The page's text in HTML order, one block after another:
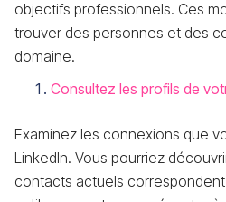
objectifs professionnels. Ces
trouver des personnes et des
domaine.
Consultez les profils de
Examinez les connexions que
LinkedIn. Vous pourriez
contacts actuels